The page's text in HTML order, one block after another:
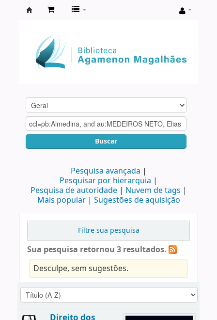
Agamenon
Magalhães
Buscar
Pesquisa avançada
Pesquisar por hierarquia
Pesquisa de autoridade
Nuvem de tags
Mais popular
Sugestões de aquisição
Filtre sua pesquisa
Sua pesquisa retornou 3 resultados.
Desculpe, sem sugestões.